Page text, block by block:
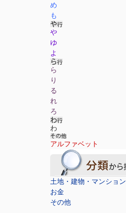
め
も
や
ゆ
よ
ら
り
る
れ
ろ
わ
アルファベット
土地・建物・マンション
お金
その他